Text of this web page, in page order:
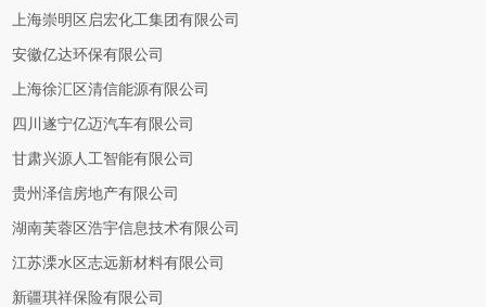
上海崇明区启宏化工集团有限公司
安徽亿达环保有限公司
上海徐汇区清信能源有限公司
四川遂宁亿迈汽车有限公司
甘肃兴源人工智能有限公司
贵州泽信房地产有限公司
湖南芙蓉区浩宇信息技术有限公司
江苏溧水区志远新材料有限公司
新疆琪祥保险有限公司